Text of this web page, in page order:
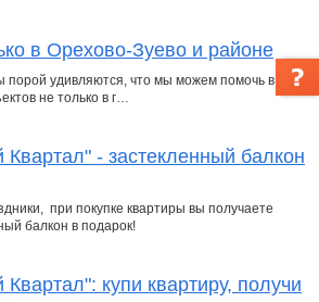
в Орехово-Зуево и районе
порой удивляются, что мы можем помочь в
не только в г…
- застекленный балкон
при покупке квартиры вы получаете
балкон в подарок!
купи квартиру, получи